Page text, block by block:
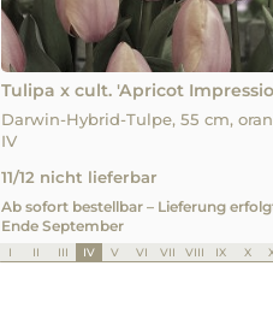
Tulipa x cult. 'Apricot
Darwin-Hybrid-Tulpe, 55 cm,
IV
11/12 nicht lieferbar
Ab sofort bestellbar – Lieferung
Ende September
I II III IV V VI VII VIII IX X